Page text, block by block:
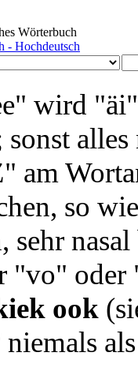
Wörterbuch
- Hochdeutsch
wird
sonst
am
so
sehr
"vo"
ook